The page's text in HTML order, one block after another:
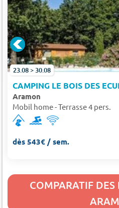
23.08 > 30.08
CAMPING LE BOIS DES
Aramon
Mobil home - Terrasse 4 pers.
dès 543€ / sem.
COMPARATIF DES